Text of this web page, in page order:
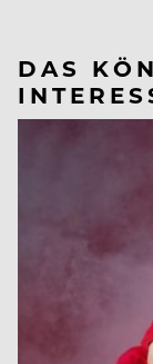
DAS